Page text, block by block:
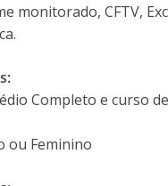
monitorado, CFTV,
Completo e curso
ou Feminino